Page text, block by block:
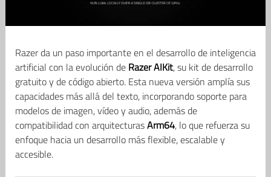
Razer da un paso importante en el desarrollo de inteligencia
artificial con la evolución de Razer AIKit, su kit de desarrollo
gratuito y de código abierto. Esta nueva versión amplía sus
capacidades más allá del texto, incorporando soporte para
modelos de imagen, vídeo y audio, además de
compatibilidad con arquitecturasArm64, lo que refuerza su
enfoque hacia un desarrollo más flexible, escalable y
accesible.